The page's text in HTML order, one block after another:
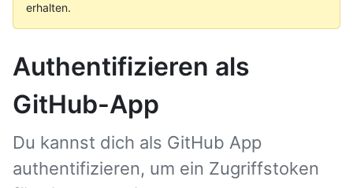
erhalten.
Authentifizieren als
GitHub-App
Du kannst dich als GitHub App
authentifizieren, um ein Zugriffstoken